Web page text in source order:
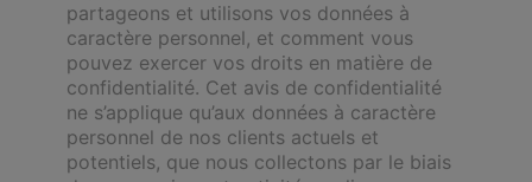
partageons et utilisons vos données à
caractère personnel, et comment vous
pouvez exercer vos droits en matière de
confidentialité. Cet avis de confidentialité
ne s’applique qu’aux données à caractère
personnel de nos clients actuels et
potentiels, que nous collectons par le biais